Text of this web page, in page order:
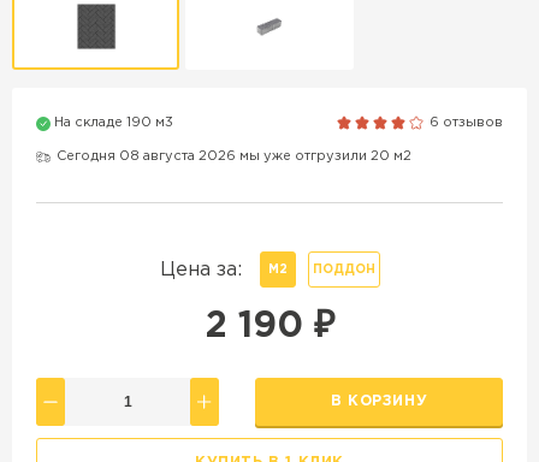
На складе 190 м3 6 отзывов
Сегодня 08 августа 2026 мы уже отгрузили 20 м2
Цена за: М2 ПОДДОН
2 190 ₽
В КОРЗИНУ
ПОКАЗАТЬ БОЛЬШЕ
ВСЕ ПРОИЗВОДИТЕЛИ